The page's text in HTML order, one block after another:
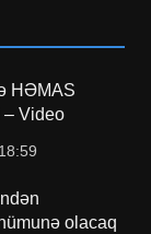
HƏMAS
– Video
olacaq